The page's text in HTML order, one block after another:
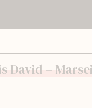
David –